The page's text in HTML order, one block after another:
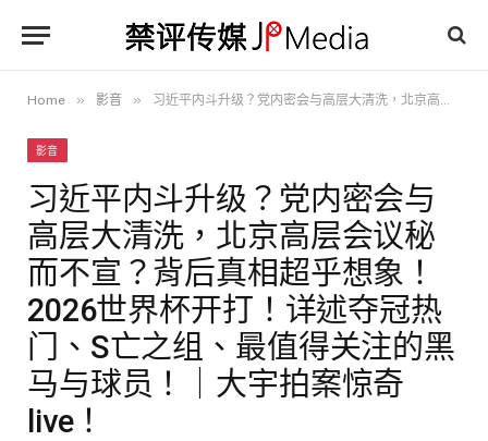
Home » 影音 » 习近平内斗升级？党内密会与高层大清洗，北京高层会议秘而不宣？背后真相超乎想象！2026世界杯开打！详述夺冠热门、S亡之组、最值得关注的黑马与球员！｜大宇拍案惊奇 live！
影音
习近平内斗升级？党内密会与
高层大清洗，北京高层会议秘
而不宣？背后真相超乎想象！
2026世界杯开打！详述夺冠热
门、S亡之组、最值得关注的黑
马与球员！｜大宇拍案惊奇
live！